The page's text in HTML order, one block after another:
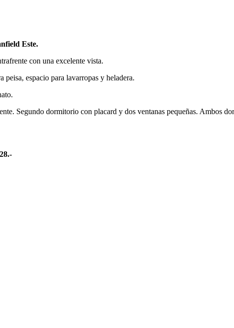
Este.
con una excelente vista.
espacio para lavarropas y heladera.
Segundo dormitorio con placard y dos ventanas pequeñas. Ambos